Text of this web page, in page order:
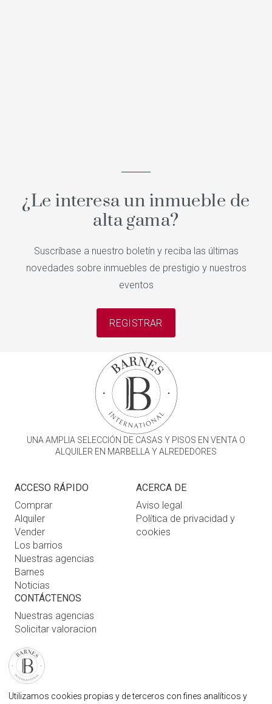
¿Le interesa un inmueble de
alta gama?
Suscríbase a nuestro boletín y reciba las últimas
novedades sobre inmuebles de prestigio y nuestros
eventos
REGISTRAR
UNA AMPLIA SELECCIÓN DE CASAS Y PISOS EN VENTA O
ALQUILER EN MARBELLA Y ALREDEDORES
ACCESO RÁPIDO
Comprar
Alquiler
Vender
Los barrios
Nuestras agencias
Barnes
Noticias
ACERCA DE
Aviso legal
Política de privacidad y
cookies
CONTÁCTENOS
Nuestras agencias
Solicitar valoracion
Inicio de sesión de usuario
FAQ
ENCUENTRE NUESTRA AGENCIA
Utilizamos cookies propias y de terceros con fines analíticos y